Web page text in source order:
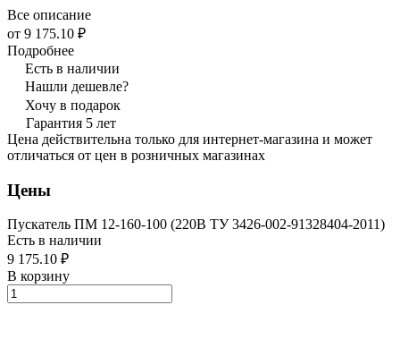
Все описание
от 9 175.10 ₽
Подробнее
Есть в наличии
Нашли дешевле?
Хочу в подарок
Гарантия 5 лет
Цена действительна только для интернет-магазина и может
отличаться от цен в розничных магазинах
Цены
Пускатель ПМ 12-160-100 (220В ТУ 3426-002-91328404-2011)
Есть в наличии
9 175.10 ₽
В корзину